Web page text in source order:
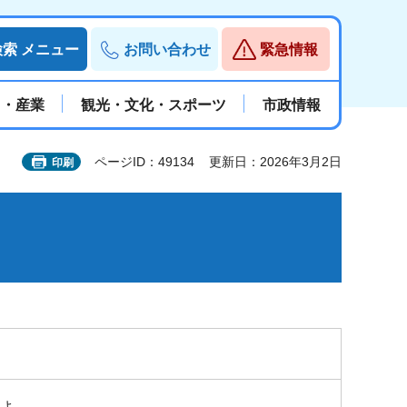
索 メニュー お問い合わせ 緊急情報
産業 観光・文化・スポーツ 市政情報
印刷 ページID：49134 更新日：2026年3月2日